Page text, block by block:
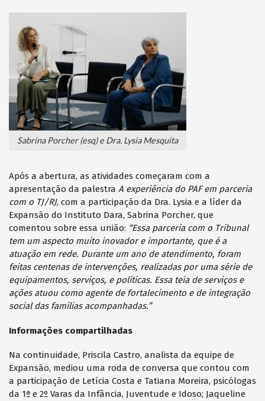
Sabrina Porcher (esq) e Dra. Lysia Mesquita
Após a abertura, as atividades começaram com a
apresentação da palestra A experiência do PAF em parceria
com o TJ/RJ, com a participação da Dra. Lysia e a líder da
Expansão do Instituto Dara, Sabrina Porcher, que
comentou sobre essa união: “Essa parceria com o Tribunal
tem um aspecto muito inovador e importante, que é a
atuação em rede. Durante um ano de atendimento, foram
feitas centenas de intervenções, realizadas por uma série de
equipamentos, serviços, e políticas. Essa teia de serviços e
ações atuou como agente de fortalecimento e de integração
social das famílias acompanhadas.”
Informações compartilhadas
Na continuidade, Priscila Castro, analista da equipe de
Expansão, mediou uma roda de conversa que contou com
a participação de Letícia Costa e Tatiana Moreira, psicólogas
da 1ª e 2º Varas da Infância, Juventude e Idoso; Jaqueline